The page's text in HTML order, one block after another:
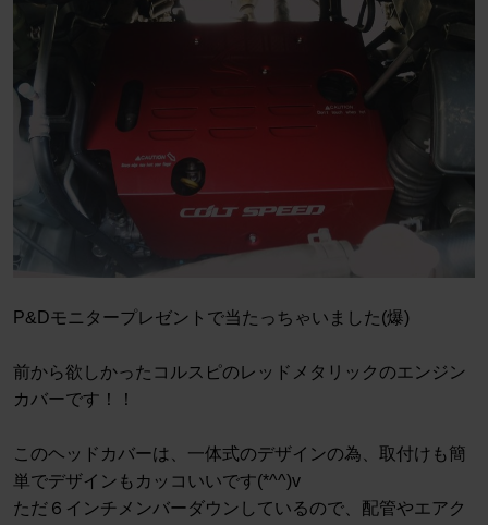
P&Dモニタープレゼントで当たっちゃいました(爆)
前から欲しかったコルスピのレッドメタリックのエンジン
カバーです！！
このヘッドカバーは、一体式のデザインの為、取付けも簡
単でデザインもカッコいいです(*^^)v
ただ６インチメンバーダウンしているので、配管やエアク